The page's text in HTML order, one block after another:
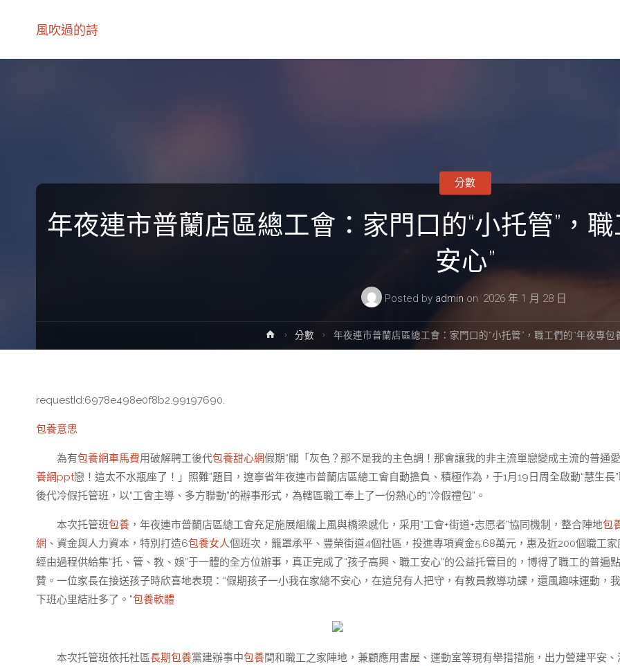
風吹過的詩
年夜連市普蘭店區總工會：家門口的“小托管”，
安心”
Posted by admin on 2026 年 1 月 28 日
分數
Home分數 年夜連市普蘭店區總工會：家門口的“小托管”，職工們的“年夜專包
requestId:6978e498e0f8b2.99197690.
包養意思
為有包養網車馬費用破解聘工後代包養甜心網假期“關「灰色？那不是我的主色調！那會讓我的非主流單戀變成主流的普通愛
養網ppt戀！這太不水瓶座了！」照難”題目，遼寧省年夜連市普蘭店區總工會自動擔負、積極作為，于1月19日周全啟動“慧生長
後代冷假托管班，以“工會主導、多方聯動”的辦事形式，為轄區職工奉上了一份熱心的“冷假禮包”。
本次托管班包養 ，年夜連市普蘭店區總工會充足施展組織上風與橋梁感化，采用“工會+街道+志愿者”協同機制，整合陣地包
網 、資金與人力資本，特別打造6包養女人個班次，籠罩承平、豐榮街道4個社區，投進專項資金5.68萬元，惠及近200個職工家
經由過程供給集“托、管、教、娛”于一體的全方位辦事，真正完成了“孩子高興、職工安心”的公益托管目的，博得了職工的普遍點
贊。一位家長在接送孩子時欣喜地表現：“假期孩子一小我在家總不安心，在這兒有人把守，有教員教導功課，還風趣味運動，
下班心里結壯多了。 ”包養軟體
本次托管班依托社區長期包養黨建辦事中包養間和職工之家陣地，兼顧應用書屋、運動室等現有舉措措施，出力營建平安、